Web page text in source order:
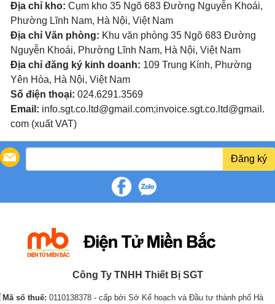
Địa chỉ kho: Cụm kho 35 Ngõ 683 Đường Nguyễn Khoái,
Phường Lĩnh Nam, Hà Nội, Việt Nam
Địa chỉ Văn phòng: Khu văn phòng 35 Ngõ 683 Đường
Nguyễn Khoái, Phường Lĩnh Nam, Hà Nội, Việt Nam
Địa chỉ đăng ký kinh doanh: 109 Trung Kính, Phường
Yên Hòa, Hà Nội, Việt Nam
Số điện thoại: 024.6291.3569
Email: info.sgt.co.ltd@gmail.com;invoice.sgt.co.ltd@gmail.
com (xuất VAT)
Đăng ký
Công Ty TNHH Thiết Bị SGT
Mã số thuế: 0110138378 - cấp bởi Sở Kế hoạch và Đầu tư thành phố Hà